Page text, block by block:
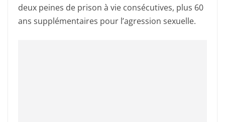
deux peines de prison à vie consécutives, plus 60
ans supplémentaires pour l’agression sexuelle.